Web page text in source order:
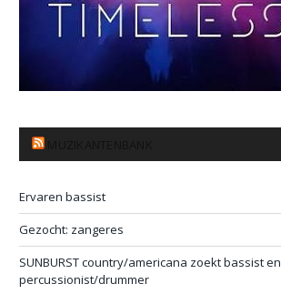
Ervaren bassist
Gezocht: zangeres
SUNBURST country/americana zoekt bassist en
percussionist/drummer